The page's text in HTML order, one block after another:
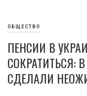
ОБЩЕСТВО
ПЕНСИИ В
СОКРАТИТЬСЯ:
СДЕЛАЛИ